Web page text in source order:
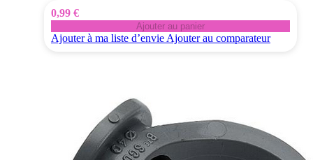
0,99 €
Ajouter au panier
Ajouter à ma liste d’envie Ajouter au comparateur